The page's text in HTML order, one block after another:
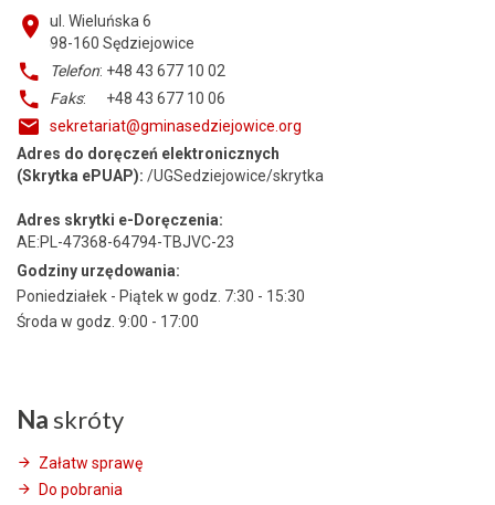
ul. Wieluńska 6
98-160 Sędziejowice
Telefon: +48 43 677 10 02
Faks: +48 43 677 10 06
sekretariat@gminasedziejowice.org
Adres do doręczeń elektronicznych
(Skrytka ePUAP): /UGSedziejowice/skrytka
Adres skrytki e-Doręczenia:
AE:PL-47368-64794-TBJVC-23
Godziny urzędowania:
Poniedziałek - Piątek w godz. 7:30 - 15:30
Środa w godz. 9:00 - 17:00
Na skróty
Załatw sprawę
Do pobrania